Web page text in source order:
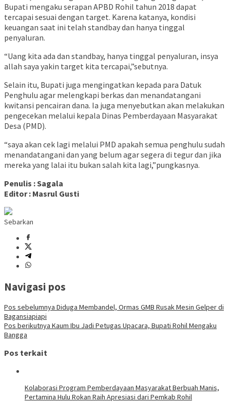
Bupati mengaku serapan APBD Rohil tahun 2018 dapat
tercapai sesuai dengan target. Karena katanya, kondisi
keuangan saat ini telah standbay dan hanya tinggal
penyaluran.
“Uang kita ada dan standbay, hanya tinggal penyaluran, insya
allah saya yakin target kita tercapai,”sebutnya.
Selain itu, Bupati juga mengingatkan kepada para Datuk
Penghulu agar melengkapi berkas dan menandatangani
kwitansi pencairan dana. Ia juga menyebutkan akan melakukan
pengecekan melalui kepala Dinas Pemberdayaan Masyarakat
Desa (PMD).
“saya akan cek lagi melalui PMD apakah semua penghulu sudah
menandatangani dan yang belum agar segera di tegur dan jika
mereka yang lalai itu bukan salah kita lagi,”pungkasnya.
Penulis : Sagala
Editor : Masrul Gusti
Sebarkan
Navigasi pos
Pos sebelumnya Diduga Membandel, Ormas GMB Rusak Mesin Gelper di
Bagansiapiapi
Pos berikutnya Kaum Ibu Jadi Petugas Upacara, Bupati Rohil Mengaku
Bangga
Pos terkait
Kolaborasi Program Pemberdayaan Masyarakat Berbuah Manis,
Pertamina Hulu Rokan Raih Apresiasi dari Pemkab Rohil